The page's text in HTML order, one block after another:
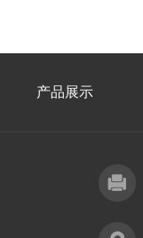
产品展示